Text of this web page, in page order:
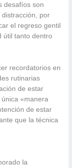
desafíos son
por
el regreso gentil
útil tanto dentro
recordatorios en
rutinarias
de estar
«manera
de estar
que la técnica
la